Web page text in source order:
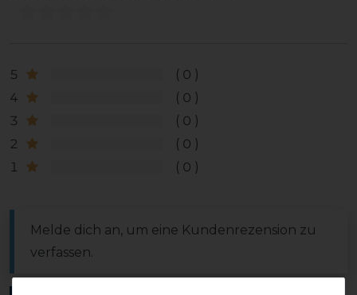
5
0
4
0
3
0
2
0
1
0
Melde dich an, um eine Kundenrezension zu
verfassen.